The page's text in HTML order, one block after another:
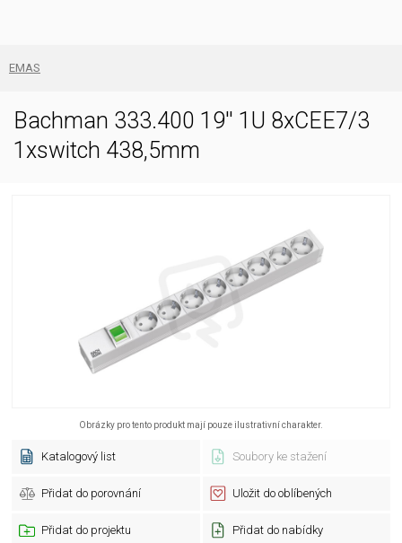
EMAS
Bachman 333.400 19'' 1U 8xCEE7/3
1xswitch 438,5mm
Obrázky pro tento produkt mají pouze ilustrativní charakter.
Katalogový list Soubory ke stažení
Přidat do porovnání Uložit do oblíbených
Přidat do projektu Přidat do nabídky